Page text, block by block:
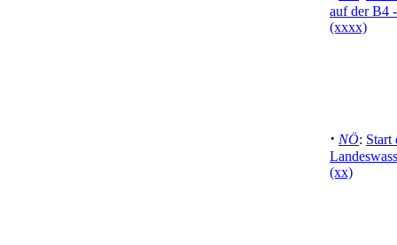
auf der B4
(xxxx)
· NÖ: Start
(xx)